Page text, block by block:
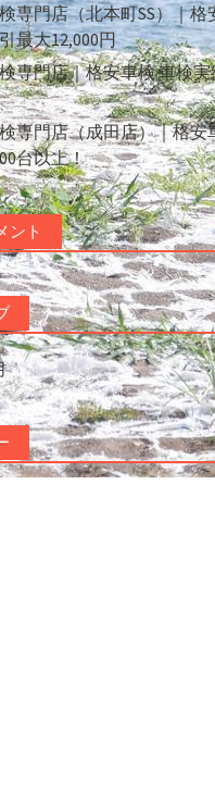
専門店（北本町SS）｜格
最大12,000円
専門店｜格安車検 車検実
専門店（成田店）｜格安
台以上！
ント